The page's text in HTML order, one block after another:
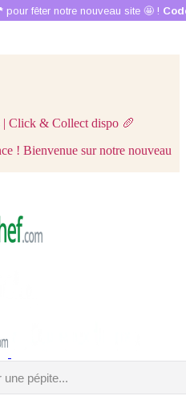
| Click & Collect dispo 🥖
! Bienvenue sur notre nouveau